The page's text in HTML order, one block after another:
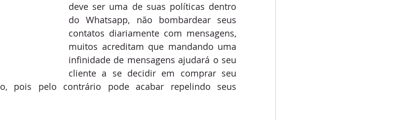
deve ser uma de suas políticas dentro
do Whatsapp, não bombardear seus
contatos diariamente com mensagens,
muitos acreditam que mandando uma
infinidade de mensagens ajudará o seu
cliente a se decidir em comprar seu
pois pelo contrário pode acabar repelindo seus